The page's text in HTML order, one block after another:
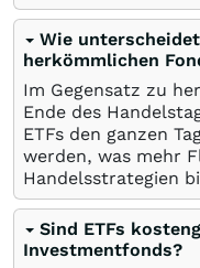
Wie
herkömmlichen
Im Gegensatz zu
Ende des
ETFs den ganzen
werden, was mehr
Handelsstrategien
Sind ETFs
Investmentfonds?